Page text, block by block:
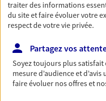
du monde… Épargnez
simplement, selon
Découvrir les offres Épargne
Retraite
Préparez sereinement
votre vie avec les
traiter des informations
du site et faire évoluer votre
respect de votre vie privée.
Partagez vos
Soyez toujours plus satisfait
mesure d’audience et
faire évoluer nos offres et